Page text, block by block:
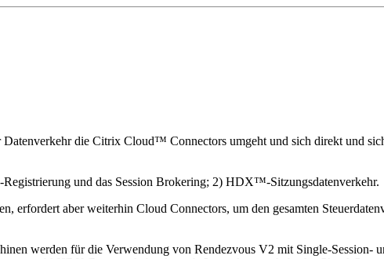
die Citrix Cloud™ Connectors umgeht und sich direkt und
und das Session Brokering; 2) HDX™-Sitzungsdatenverkehr.
erfordert aber weiterhin Cloud Connectors, um den gesamten
werden für die Verwendung von Rendezvous V2 mit Single-